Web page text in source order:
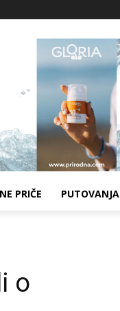
PRIČE PUTOVANJA
o